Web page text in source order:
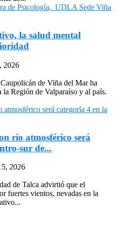
la salud mental
2026
de Viña del Mar ha
Región de Valparaíso y al país.
río atmosférico será
sur de...
2026
de Talca advirtió que el
fuertes vientos, nevadas en la